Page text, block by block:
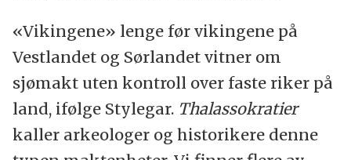
«Vikingene» lenge før vikingene på
Vestlandet og Sørlandet vitner om
sjømakt uten kontroll over faste riker på
land, ifølge Stylegar. Thalassokratier
kaller arkeologer og historikere denne